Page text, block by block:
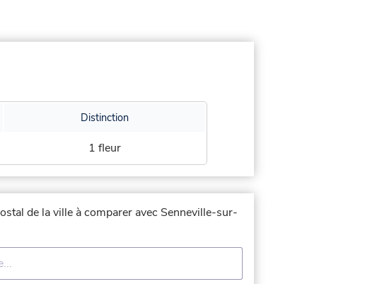
Distinction
1 fleur
de la ville à comparer avec Senneville-sur-